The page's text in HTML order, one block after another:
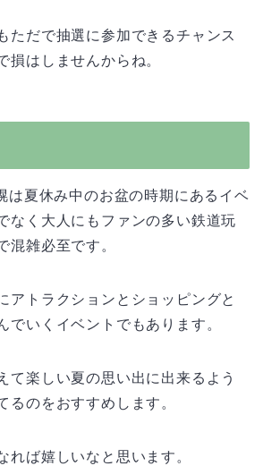
ただで抽選に参加できるチャンス
損はしませんからね。
は夏休み中のお盆の時期にあるイベ
なく大人にもファンの多い鉄道玩
混雑必至です。
アトラクションとショッピングと
でいくイベントでもあります。
て楽しい夏の思い出に出来るよう
るのをおすすめします。
れば嬉しいなと思います。